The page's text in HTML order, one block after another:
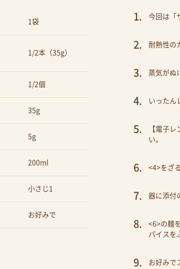
1袋
1/2本（35g）
1/2個
35g
5g
200ml
小さじ1
お好みで
今回は「
耐熱性の
蒸気がぬ
いったん
【電子
い。
<4>をざ
器に添付
<6>の麺
パイスを
お好みで